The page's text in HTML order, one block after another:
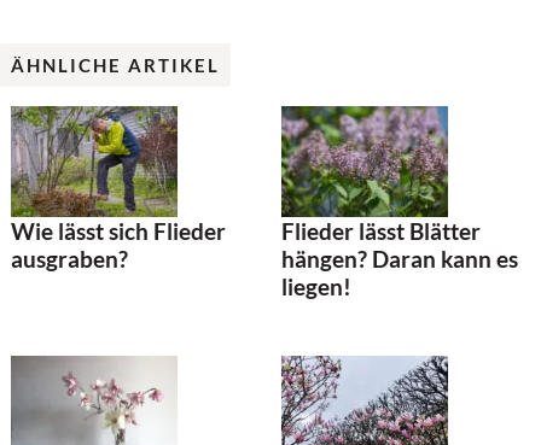
ÄHNLICHE ARTIKEL
Wie lässt sich Flieder
ausgraben?
Flieder lässt Blätter
hängen? Daran kann es
liegen!